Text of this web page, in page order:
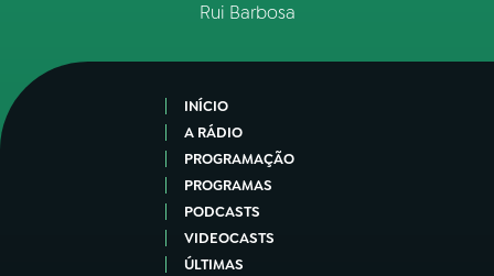
Rui Barbosa
INÍCIO
A RÁDIO
PROGRAMAÇÃO
PROGRAMAS
PODCASTS
VIDEOCASTS
ÚLTIMAS